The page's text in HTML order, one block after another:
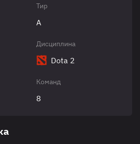
Тир
A
Дисциплина
Dota 2
Команд
8